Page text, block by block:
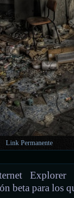
Link Permanente
beta para los